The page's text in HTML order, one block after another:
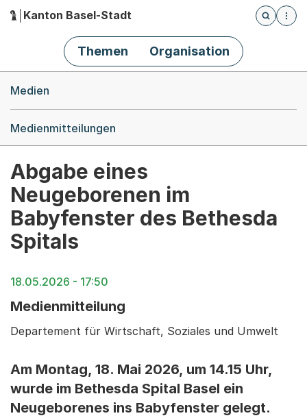
Hauptnavigation
Kanton Basel-Stadt
Öffnet
Themen Organisation
Medien
Medienmitteilungen
Abgabe eines
Neugeborenen im
Babyfenster des Bethesda
Spitals
18.05.2026 - 17:50
Medienmitteilung
Departement für Wirtschaft, Soziales und Umwelt
Am Montag, 18. Mai 2026, um 14.15 Uhr,
wurde im Bethesda Spital Basel ein
Neugeborenes ins Babyfenster gelegt.